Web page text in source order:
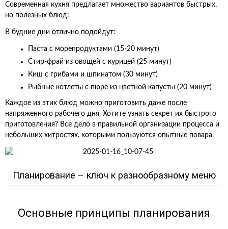
Современная кухня предлагает множество вариантов быстрых,
но полезных блюд:
В будние дни отлично подойдут:
Паста с морепродуктами (15-20 минут)
Стир-фрай из овощей с курицей (25 минут)
Киш с грибами и шпинатом (30 минут)
Рыбные котлеты с пюре из цветной капусты (20 минут)
Каждое из этих блюд можно приготовить даже после
напряженного рабочего дня. Хотите узнать секрет их быстрого
приготовления? Все дело в правильной организации процесса и
небольших хитростях, которыми пользуются опытные повара.
Планирование – ключ к разнообразному меню
Основные принципы планирования